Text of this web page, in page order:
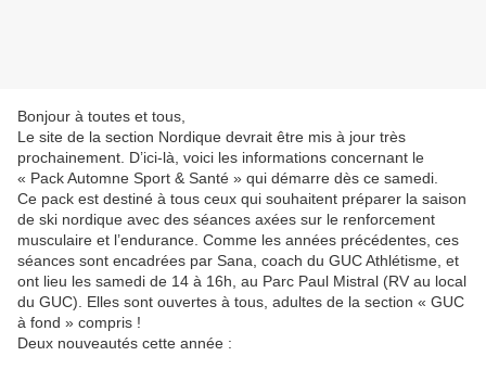
Bonjour à toutes et tous,
Le site de la section Nordique devrait être mis à jour très
prochainement. D’ici-là, voici les informations concernant le
« Pack Automne Sport & Santé » qui démarre dès ce samedi.
Ce pack est destiné à tous ceux qui souhaitent préparer la saison
de ski nordique avec des séances axées sur le renforcement
musculaire et l’endurance. Comme les années précédentes, ces
séances sont encadrées par Sana, coach du GUC Athlétisme, et
ont lieu les samedi de 14 à 16h, au Parc Paul Mistral (RV au local
du GUC). Elles sont ouvertes à tous, adultes de la section « GUC
à fond » compris !
Deux nouveautés cette année :